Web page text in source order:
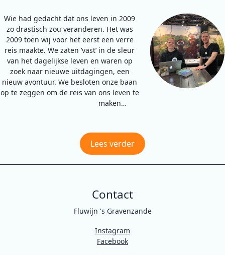
Wie had gedacht dat ons leven in 2009
zo drastisch zou veranderen. Het was
2009 toen wij voor het eerst een verre
reis maakte. We zaten ‘vast’ in de sleur
van het dagelijkse leven en waren op
zoek naar nieuwe uitdagingen, een
nieuw avontuur. We besloten onze baan
op te zeggen om de reis van ons leven te
maken…
Lees verder
Contact
Fluwijn 's Gravenzande
Instagram
Facebook